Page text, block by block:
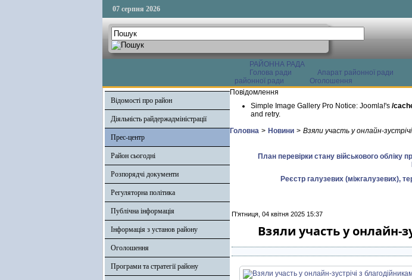
07 серпня 2026
РАЙОННА РАДА
Голова ради
Апарат районної ради
районної ради
Оголошення
Відомості про район
Діяльність райдержадміністрації
Прес-центр
Район сьогодні
Розпорядчі документи
Регуляторна політика
Публічна інформація
Інформація з установ району
Оголошення
Програми та стратегії району
Повідомлення
Simple Image Gallery Pro Notice: Joomla!'s /
and retry.
Головна > Новини > Взяли участь у онлайн-
План перевірки стану військового обліку
Реєстр галузевих (міжгалузевих),
П'ятниця, 04 квітня 2025 15:37
Взяли участь у онлайн-